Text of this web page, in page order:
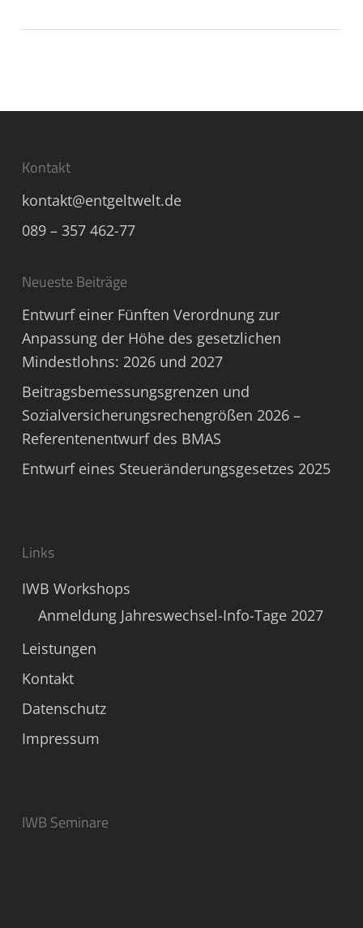
Kontakt
kontakt@entgeltwelt.de
089 – 357 462-77
Neueste Beiträge
Entwurf einer Fünften Verordnung zur
Anpassung der Höhe des gesetzlichen
Mindestlohns: 2026 und 2027
Beitragsbemessungsgrenzen und
Sozialversicherungsrechengrößen 2026 –
Referentenentwurf des BMAS
Entwurf eines Steueränderungsgesetzes 2025
Links
IWB Workshops
Anmeldung Jahreswechsel-Info-Tage 2027
Leistungen
Kontakt
Datenschutz
Impressum
IWB Seminare